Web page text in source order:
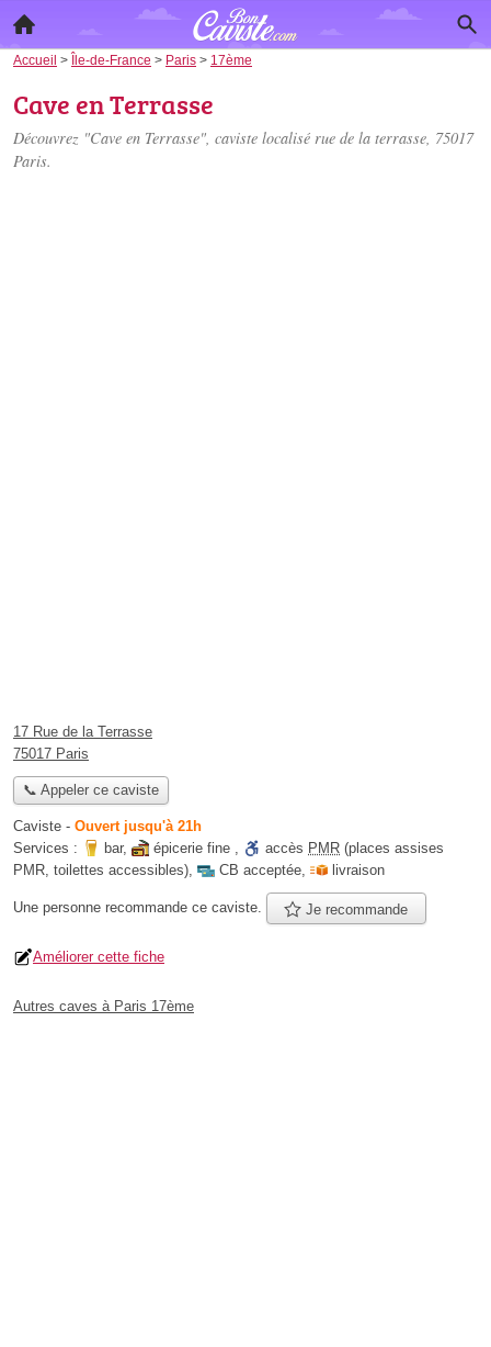
Accueil > Île-de-France > Paris > 17ème
Cave en Terrasse
Découvrez "Cave en Terrasse", caviste localisé rue de la terrasse, 75017
Paris.
17 Rue de la Terrasse
75017 Paris
📞 Appeler ce caviste
Caviste - Ouvert jusqu'à 21h
Services :
bar, épicerie fine , accès PMR (places assises
PMR, toilettes accessibles), CB acceptée, livraison
Une personne recommande ce caviste. Je recommande
Améliorer cette fiche
Autres caves à Paris 17ème